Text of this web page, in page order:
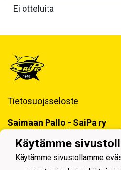
Ei otteluita
Tietosuojaseloste
Saimaan Pallo - SaiPa ry
Käynti- ja postiosoite ja
Käytämme
Käytämme sivustollamme